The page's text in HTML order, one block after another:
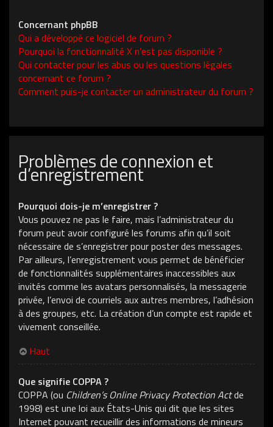
Concernant phpBB
Qui a développé ce logiciel de forum ?
Pourquoi la fonctionnalité X n’est pas disponible ?
Qui contacter pour les abus ou les questions légales
concernant ce forum ?
Comment puis-je contacter un administrateur du forum ?
Problèmes de connexion et
d’enregistrement
Pourquoi dois-je m’enregistrer ?
Vous pouvez ne pas le faire, mais l’administrateur du
forum peut avoir configuré les forums afin qu’il soit
nécessaire de s’enregistrer pour poster des messages.
Par ailleurs, l’enregistrement vous permet de bénéficier
de fonctionnalités supplémentaires inaccessibles aux
invités comme les avatars personnalisés, la messagerie
privée, l’envoi de courriels aux autres membres, l’adhésion
à des groupes, etc. La création d’un compte est rapide et
vivement conseillée.
Haut
Que signifie COPPA ?
COPPA (ou Children’s Online Privacy Protection Actde
1998) est une loi aux États-Unis qui dit que les sites
Internet pouvant recueillir des informations de mineurs